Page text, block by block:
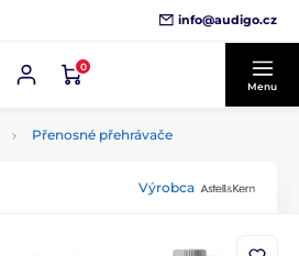
info@audigo.cz
0
Menu
Přenosné přehrávače
Výrobca